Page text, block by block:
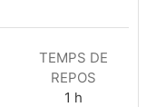
TEMPS DE
REPOS
1 heure
h